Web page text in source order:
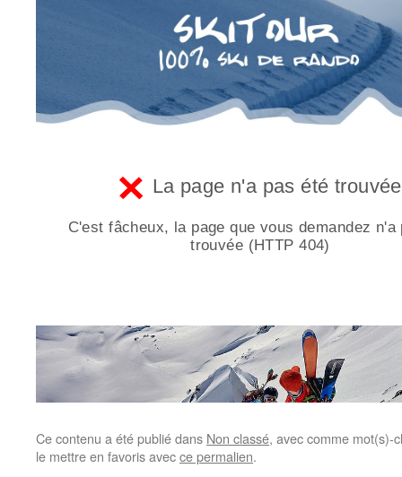
Ce contenu a été publié dans Non classé, avec comme mot(s)-
le mettre en favoris avecce permalien.